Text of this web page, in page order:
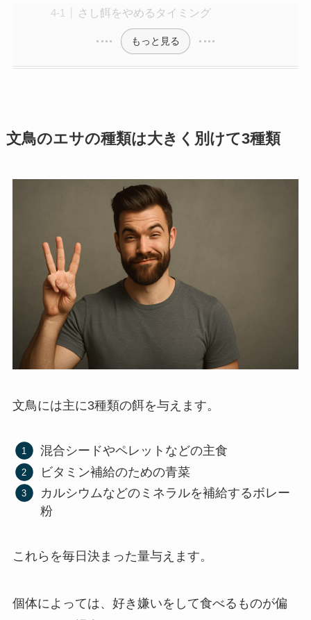
さし餌をやめるタイミング
もっと見る
文鳥のエサの種類は大きく別けて3種類
文鳥には主に3種類の餌を与えます。
混合シードやペレットなどの主食
ビタミン補給のための青菜
カルシウムなどのミネラルを補給するボレー
粉
これらを毎日決まった量与えます。
個体によっては、好き嫌いをして食べるものが偏